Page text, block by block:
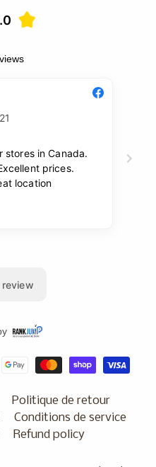
Politique de retour
Conditions de service
Refund policy